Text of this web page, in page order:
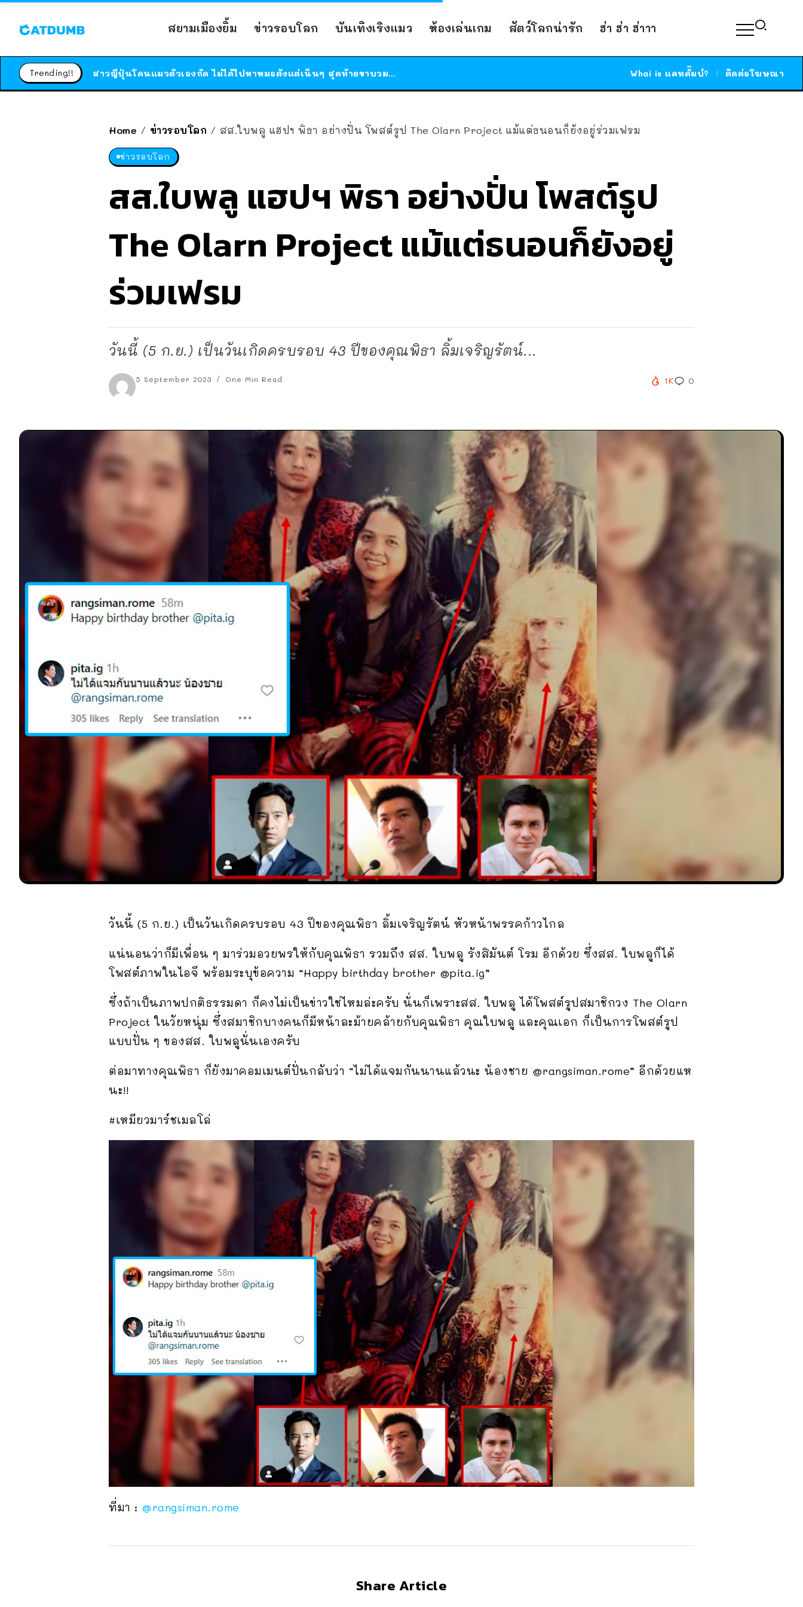
สยามเมืองยิ้ม ข่าวรอบโลก บันเทิงเริงแมว ห้องเล่นเกม สัตว์โลกน่ารัก ฮ่า ฮ่า ฮ่าาา
Trending!!
ร้านอาหารในนิวยอร์กประกาศปิดตัวลง หลังอยู่มานานกว่า 45 ปี ติดป้ายขอบคุณลูกค้าทุกคน แถมสูตรทำไวท์ซอสให้แบบจัดเต็ม
ได้เวลาเด็กหนวดรวมตัว RF Online Next เปิดให้เล่นแล้ว เกม Sci-Fi MMORPG ระดับตำนาน เล่นได้ทั้งมือถือและ PC
สาวญี่ปุ่นโดนแมวตัวเองกัด ไม่ได้ไปหาหมอตั้งแต่เนิ่นๆ สุดท้ายขาบวม กลายเป็นโรคเนื้อเน่า เตือนทาสแมวทั้งหลายให้ระวัง
Whai is แคทดั๊มบ์? ติดต่อโฆษณา
Home / ข่าวรอบโลก / สส.ใบพลู แฮปฯ พิธา อย่างปั่น โพสต์รูป The Olarn Project แม้แต่ธนอนก็ยังอยู่ร่วมเฟรม
ข่าวรอบโลก
สส.ใบพลู แฮปฯ พิธา อย่างปั่น โพสต์รูป
The Olarn Project แม้แต่ธนอนก็ยังอยู่
ร่วมเฟรม
วันนี้ (5 ก.ย.) เป็นวันเกิดครบรอบ 43 ปีของคุณพิธา ลิ้มเจริญรัตน์...
5 September 2023 One Min Read 1K 0
วันนี้ (5 ก.ย.) เป็นวันเกิดครบรอบ 43 ปีของคุณพิธา ลิ้มเจริญรัตน์ หัวหน้าพรรคก้าวไกล
แน่นอนว่าก็มีเพื่อน ๆ มาร่วมอวยพรให้กับคุณพิธา รวมถึง สส. ใบพลู รังสิมันต์ โรม อีกด้วย ซึ่งสส. ใบพลูก็ได้
โพสต์ภาพในไอจี พร้อมระบุข้อความ “Happy birthday brother @pita.ig”
ซึ่งถ้าเป็นภาพปกติธรรมดา ก็คงไม่เป็นข่าวใช่ไหมล่ะครับ นั่นก็เพราะสส. ใบพลู ได้โพสต์รูปสมาชิกวง The Olarn
Project ในวัยหนุ่ม ซึ่งสมาชิกบางคนก็มีหน้าละม้ายคล้ายกับคุณพิธา คุณใบพลู และคุณเอก ก็เป็นการโพสต์รูป
แบบปั่น ๆ ของสส. ใบพลูนั่นเองครับ
ต่อมาทางคุณพิธา ก็ยังมาคอมเมนต์ปั่นกลับว่า “ไม่ได้แจมกันนานแล้วนะ น้องชาย @rangsiman.rome” อีกด้วยแห
นะ!!
#เหมียวมาร์ชเมลโล่
ที่มา : @rangsiman.rome
Share Article